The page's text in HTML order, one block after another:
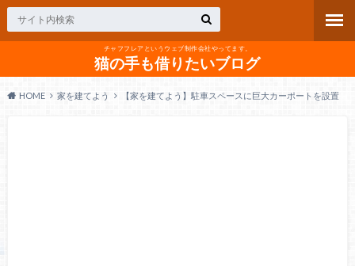
チャフフレアというウェブ制作会社やってます。
猫の手も借りたいブログ
HOME 家を建てよう 【家を建てよう】駐車スペースに巨大カーポートを設置